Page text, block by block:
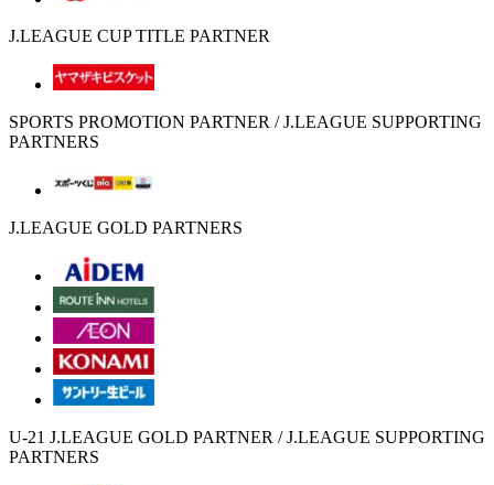
J.LEAGUE CUP TITLE PARTNER
SPORTS PROMOTION PARTNER / J.LEAGUE SUPPORTING
PARTNERS
J.LEAGUE GOLD PARTNERS
U-21 J.LEAGUE GOLD PARTNER / J.LEAGUE SUPPORTING
PARTNERS